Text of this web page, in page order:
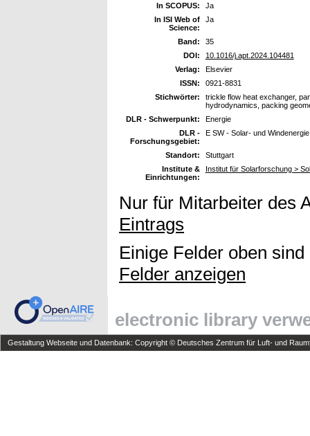
In SCOPUS:
Ja
In ISI Web of
Science:
Ja
Band:
35
DOI:
10.1016/j.apt.2024.104481
Verlag:
Elsevier
ISSN:
0921-8831
Stichwörter:
trickle flow heat exchanger,
hydrodynamics, packing
DLR - Schwerpunkt:
Energie
DLR -
Forschungsgebiet:
E SW - Solar- und Windenergie
Standort:
Stuttgart
Institute &
Einrichtungen:
Institut für Solarforschung >
Nur für Mitarbeiter des
Eintrags
Einige Felder oben
Felder anzeigen
electronic library
Gestaltung Webseite und Datenbank: Copyright © Deutsches Zentrum für Luft- und